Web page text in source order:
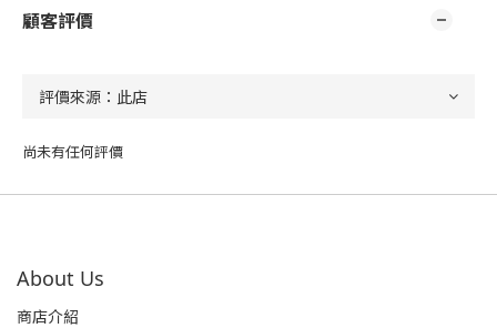
顧客評價
尚未有任何評價
About Us
商店介紹